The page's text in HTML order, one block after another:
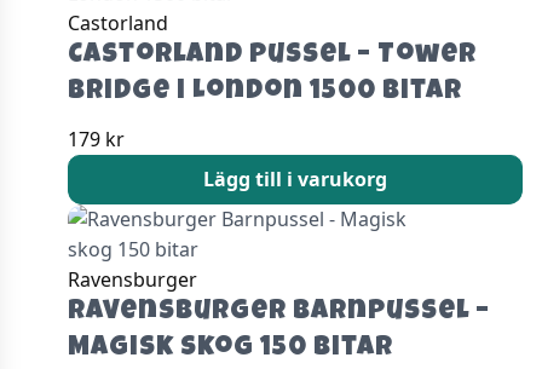
Castorland
Castorland Pussel – Tower
Bridge i London 1500 bitar
179 kr
Lägg till i varukorg
Ravensburger
Ravensburger Barnpussel –
Magisk skog 150 bitar